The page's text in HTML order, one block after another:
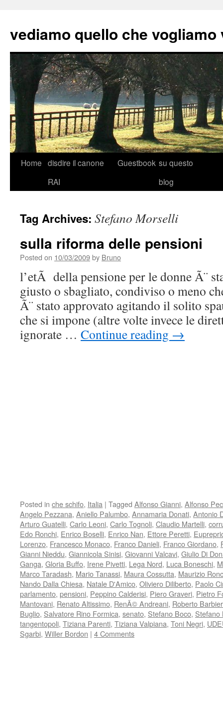
vediamo quello che vogliamo
Skip
Home disdire il canone
RAI
Guestbook su questo
blog
Tag Archives: Stefano Morselli
sulla riforma delle pensioni
Posted on 10/03/2009by Bruno
l’etÃ della pensione per le donne Ã¨
giusto o sbagliato, condiviso o meno
Ã¨ stato approvato agitando il solito
che si impone (altre volte invece le
ignorate … Continue reading →
Posted in che schifo, Italia | Tagged Alfonso Gianni, Alfonso
Angelo Pezzana, Aniello Palumbo, Annamaria Donati, Antonio
Arturo Guatelli, Carlo Leoni, Carlo Tognoli, Claudio Martelli,
Edo Ronchi, Enrico Boselli, Enrico Nan, Ettore Peretti,
Lorenzo, Francesco Monaco, Franco Danieli, Franco Giordano,
Gianni Nieddu, Giannicola Sinisi, Giovanni Valcavi, Giulio Di
Ganga, Gloria Buffo, Irene Pivetti, Lega Nord, Luca Boneschi,
Marco Taradash, Mario Tanassi, Maura Cossutta, Maurizio
Nando Dalla Chiesa, Natale D'Amico, Oliviero Diliberto, Paolo
parlamento, pensioni, Peppino Calderisi, Piero Graveri, Pietro
Mantovani, Renato Altissimo, RenÃ© Andreani, Roberto
Buglio, Salvatore Rino Formica, senato, Stefano Boco, Stefano
tangentopoli, Tiziana Parenti, Tiziana Valpiana, Toni Negri,
Sgarbi, Willer Bordon | 4 Comments